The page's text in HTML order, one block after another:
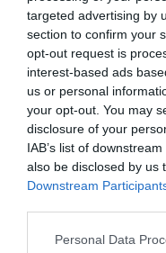
targeted advertising by
section to confirm your
opt-out request is
interest-based ads
us or personal
your opt-out. You may
disclosure of your
IAB’s list of
also be disclosed by us
Downstream
Personal Data
(AWG)
Cechy
Długość
Kolor Żółty
Złącza
Złącze RJ-
Złącze (Drugi
Koniec)
RJ-
Zgodność z
normami
ISO/